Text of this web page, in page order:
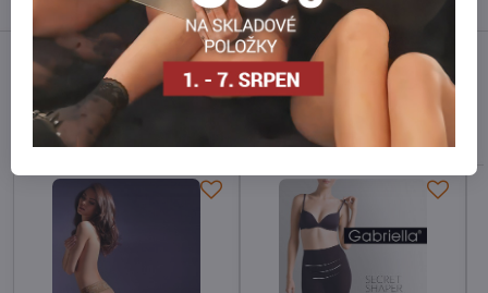
FacebookTwitter BlueskyPinterestReddit WhatsApp
Alternativní produkty